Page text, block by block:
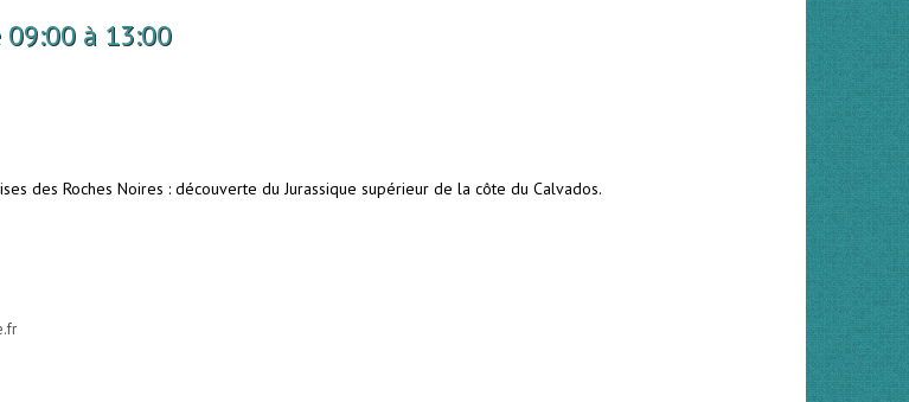
09:00 à 13:00
des Roches Noires : découverte du Jurassique supérieur de la côte du Calvados.